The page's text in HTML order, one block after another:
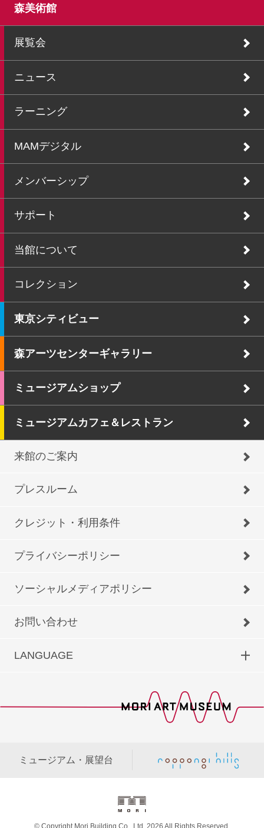
森美術館
展覧会
ニュース
ラーニング
MAMデジタル
メンバーシップ
サポート
当館について
コレクション
東京シティビュー
森アーツセンターギャラリー
ミュージアムショップ
ミュージアムカフェ＆レストラン
来館のご案内
プレスルーム
クレジット・利用条件
プライバシーポリシー
ソーシャルメディアポリシー
お問い合わせ
LANGUAGE
ミュージアム・展望台
© Copyright Mori Building Co., Ltd. 2026 All Rights Reserved.